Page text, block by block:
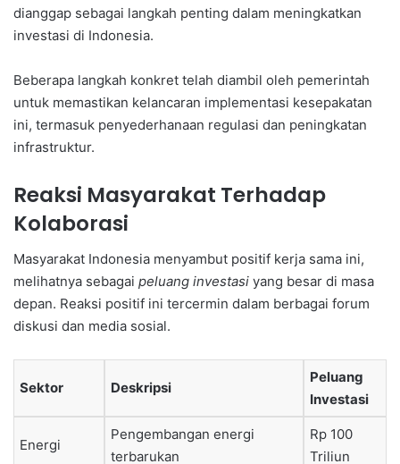
dianggap sebagai langkah penting dalam meningkatkan
investasi di Indonesia.
Beberapa langkah konkret telah diambil oleh pemerintah
untuk memastikan kelancaran implementasi kesepakatan
ini, termasuk penyederhanaan regulasi dan peningkatan
infrastruktur.
Reaksi Masyarakat Terhadap
Kolaborasi
Masyarakat Indonesia menyambut positif kerja sama ini,
melihatnya sebagai peluang investasi yang besar di masa
depan. Reaksi positif ini tercermin dalam berbagai forum
diskusi dan media sosial.
Sektor Deskripsi
Peluang
Investasi
Energi
Pengembangan energi
terbarukan
Rp 100
Triliun